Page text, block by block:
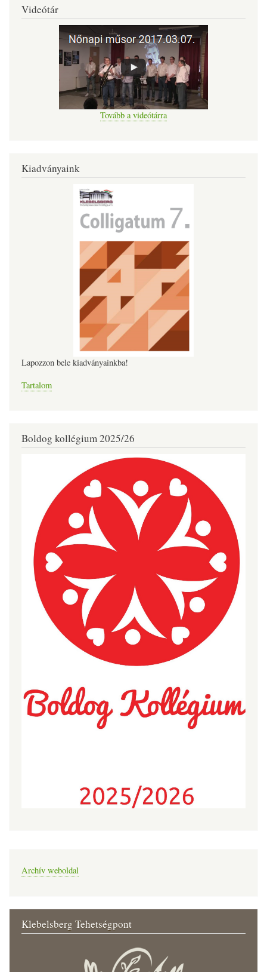
Videótár
Tovább a videótárra
Kiadványaink
Lapozzon bele kiadványainkba!
Tartalom
Boldog kollégium 2025/26
Archív weboldal
Klebelsberg Tehetségpont